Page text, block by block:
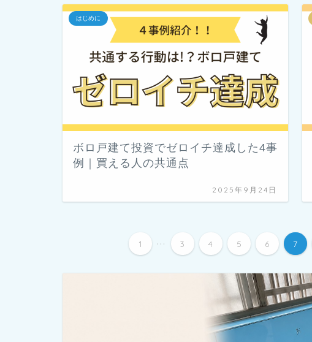
はじめに
ボロ戸建て投資でゼロイチ達成した4事
例｜買える人の共通点
2025年9月24日
1 ... 3 4 5 6 7